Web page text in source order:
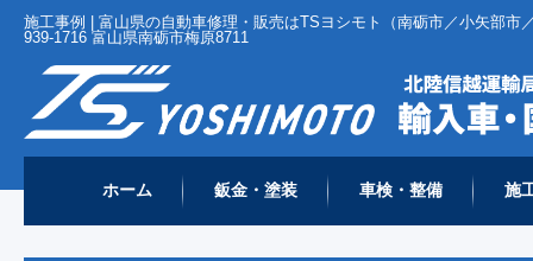
施工事例 | 富山県の自動車修理・販売はTSヨシモト（南砺市／小矢部
939-1716 富山県南砺市梅原8711
ホーム 鈑金・塗装 車検・整備 施
3D四輪アライメント